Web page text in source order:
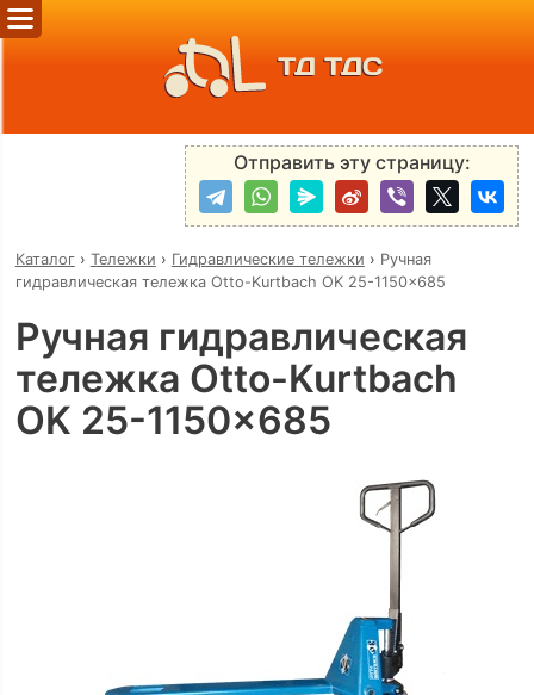
ТД ТДС
Отправить эту страницу:
Каталог› Тележки › Гидравлические тележки › Ручная
гидравлическая тележка Otto-Kurtbach OK 25-1150x685
Ручная гидравлическая
тележка Otto-Kurtbach
OK 25-1150x685